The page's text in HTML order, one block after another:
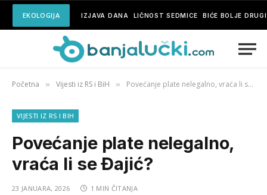
EKOLOGIJA IZJAVA DANA LIČNOST SEDMICE BIĆE BOLJE
Početna » Vijesti iz RS i BiH » Povećanje plate nelegalno, vraća li se Đajić?
VIJESTI IZ RS I BIH
Povećanje plate nelegalno,
vraća li se Đajić?
23 JANUARA, 2026 1 MIN ČITANJA